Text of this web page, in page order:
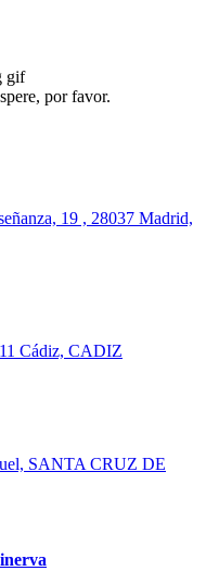
por favor.
19 , 28037 Madrid,
Cádiz, CADIZ
SANTA CRUZ DE